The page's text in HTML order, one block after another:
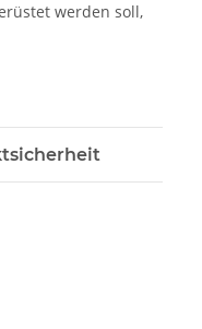
werden soll,